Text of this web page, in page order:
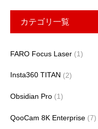
カテゴリ一覧
FARO Focus Laser (1)
Insta360 TITAN (2)
Obsidian Pro (1)
QooCam 8K Enterprise (7)